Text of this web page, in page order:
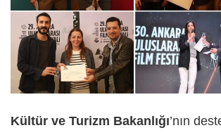
Kültür ve Turizm Bakanlığı’nın